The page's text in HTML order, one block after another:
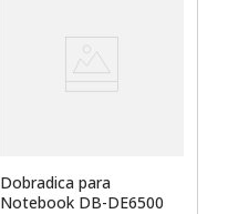
Dobradica para
Notebook DB-DE6500